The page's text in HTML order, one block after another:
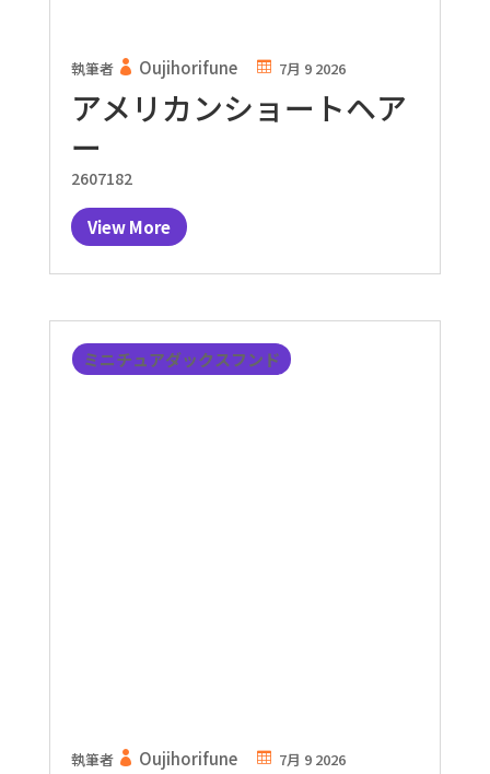
アメリカンショートヘア
ー
執筆者 Oujihorifune 7月 9 2026
2607182
View More
執筆者 Oujihorifune 7月 9 2026
ミニチュアダックスフンド